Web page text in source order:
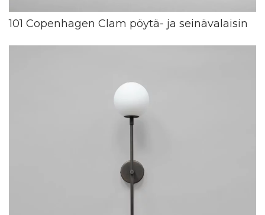
101 Copenhagen Clam pöytä- ja seinävalaisin